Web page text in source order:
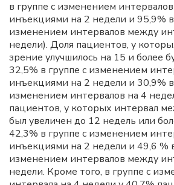
в группе с изменением
инъекциями на 2 недели и 95,9% в
изменением интервалов между
недели). Доля пациентов, у
зрение улучшилось на 15 и более
32,5% в группе с изменением
инъекциями на 2 недели и 30,9% в
изменением интервалов на 4
пациентов, у которых интервал
был увеличен до 12 недель или
42,3% в группе с изменением
инъекциями на 2 недели и 49,6 %
изменением интервалов между
недели. Кроме того, в группе с